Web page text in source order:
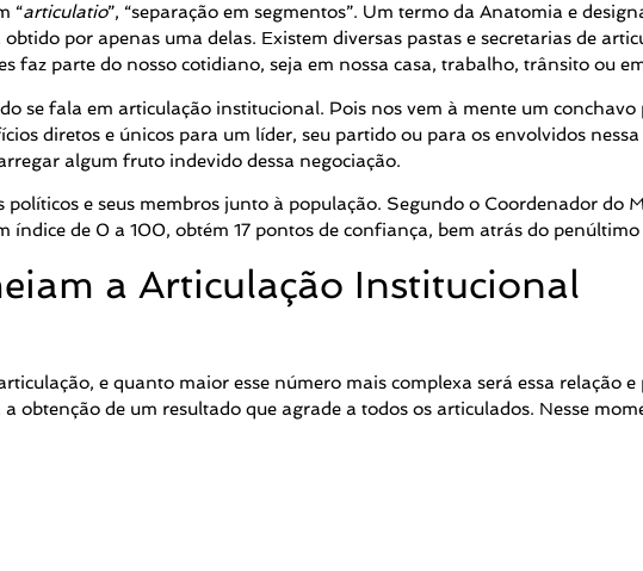
“articulatio”, “separação em segmentos”. Um termo da Anatomia e
por apenas uma delas. Existem diversas pastas e secretarias de
faz parte do nosso cotidiano, seja em nossa casa, trabalho, trânsito ou
se fala em articulação institucional. Pois nos vem à mente um
diretos e únicos para um líder, seu partido ou para os envolvidos
algum fruto indevido dessa negociação.
políticos e seus membros junto à população. Segundo o Coordenador do
índice de 0 a 100, obtém 17 pontos de confiança, bem atrás do
a Articulação Institucional
e quanto maior esse número mais complexa será essa relação
obtenção de um resultado que agrade a todos os articulados. Nesse